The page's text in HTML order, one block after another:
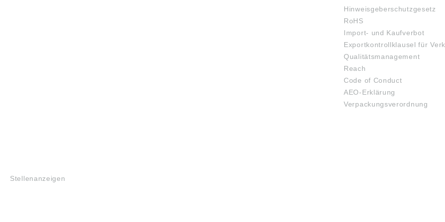
Hinweisgeberschutzgesetz
RoHS
Import- und Kaufverbot
Exportkontrollklausel für
Qualitätsmanagement
Reach
Code of Conduct
AEO-Erklärung
Verpackungsverordnung
Stellenanzeigen